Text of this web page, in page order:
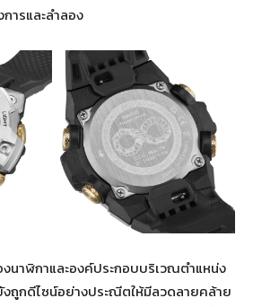
ารและลำลอง
นาฬิกาและองค์ประกอบบริเวณตำแหน่ง
งถูกดีไซน์อย่างประณีตให้มีลวดลายคล้าย